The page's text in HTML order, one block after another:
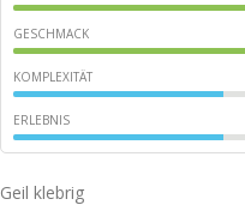
GESCHMACK
KOMPLEXITÄT
ERLEBNIS
Geil klebrig